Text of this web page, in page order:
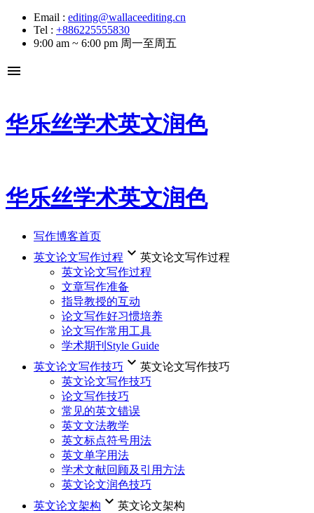
Email : editing@wallaceediting.cn
Tel : +886225555830
9:00 am ~ 6:00 pm 周一至周五
menu
华乐丝学术英文润色
华乐丝学术英文润色
写作博客首页
英文论文写作过程 keyboard_arrow_down 英文论文写作过程
英文论文写作过程
文章写作准备
指导教授的互动
论文写作好习惯培养
论文写作常用工具
学术期刊Style Guide
英文论文写作技巧 keyboard_arrow_down 英文论文写作技巧
英文论文写作技巧
论文写作技巧
常见的英文错误
英文文法教学
英文标点符号用法
英文单字用法
学术文献回顾及引用方法
英文论文润色技巧
英文论文架构 keyboard_arrow_down 英文论文架构